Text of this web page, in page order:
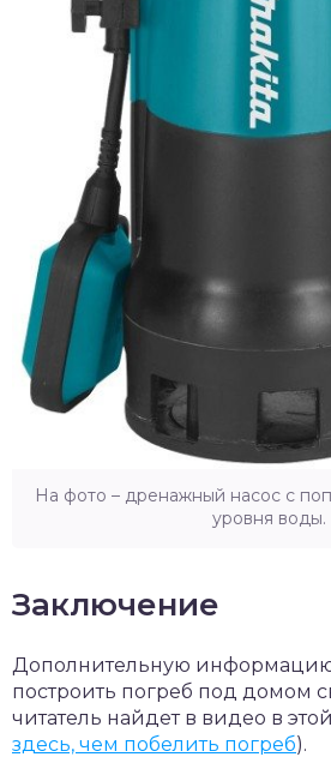
На фото – дренажный насос с
уровня воды.
Заключение
Дополнительную
построить погреб под домом
читатель найдет в видео в этой
здесь, чем побелить погреб).